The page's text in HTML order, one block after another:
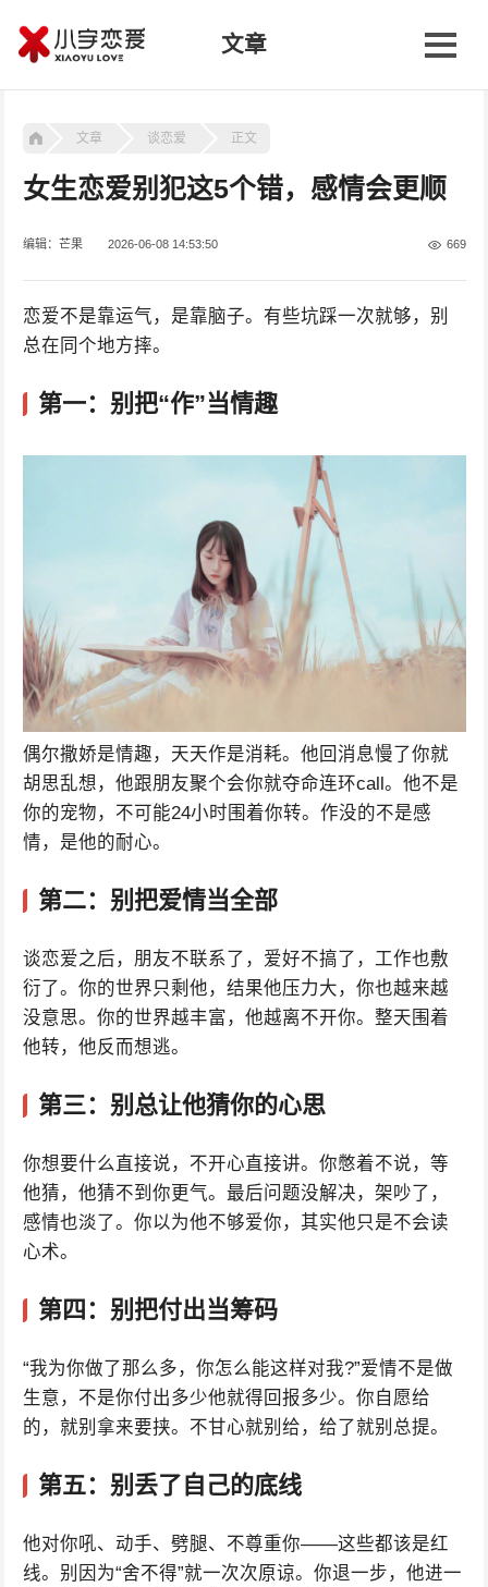
文章
文章 谈恋爱 正文
女生恋爱别犯这5个错，感情会更顺
编辑：芒果 2026-06-08 14:53:50 669
恋爱不是靠运气，是靠脑子。有些坑踩一次就够，别
总在同个地方摔。
第一：别把“作”当情趣
偶尔撒娇是情趣，天天作是消耗。他回消息慢了你就
胡思乱想，他跟朋友聚个会你就夺命连环call。他不是
你的宠物，不可能24小时围着你转。作没的不是感
情，是他的耐心。
第二：别把爱情当全部
谈恋爱之后，朋友不联系了，爱好不搞了，工作也敷
衍了。你的世界只剩他，结果他压力大，你也越来越
没意思。你的世界越丰富，他越离不开你。整天围着
他转，他反而想逃。
第三：别总让他猜你的心思
你想要什么直接说，不开心直接讲。你憋着不说，等
他猜，他猜不到你更气。最后问题没解决，架吵了，
感情也淡了。你以为他不够爱你，其实他只是不会读
心术。
第四：别把付出当筹码
“我为你做了那么多，你怎么能这样对我?”爱情不是做
生意，不是你付出多少他就得回报多少。你自愿给
的，就别拿来要挟。不甘心就别给，给了就别总提。
第五：别丢了自己的底线
他对你吼、动手、劈腿、不尊重你——这些都该是红
线。别因为“舍不得”就一次次原谅。你退一步，他进一